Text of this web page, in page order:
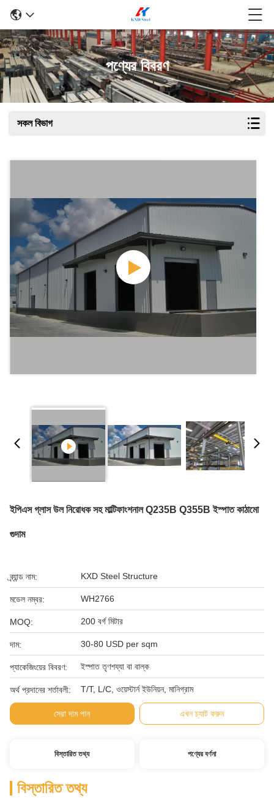
পণ্যের বিবরণ
সকল বিভাগ
ইপিএস গ্লাস উল নিরোধক সহ মাল্টিফাংশনাল Q235B Q355B ইস্পাত কাঠামো
গুদাম
ব্র্যান্ড নাম: KXD Steel Structure
মডেল নম্বর: WH2766
MOQ: 200 বর্গ মিটার
দাম: 30-80 USD per sqm
প্যাকেজিংয়ের বিবরণ: ইস্পাত তৃণশয্যা বা বাল্ক
অর্থ প্রদানের শর্তাবলী: T/T, L/C, ওয়েস্টার্ন ইউনিয়ন, মানিগ্রাম
সেরা দাম পান এখন চ্যাট করুন
বিস্তারিত তথ্য পণ্যের বর্ণনা
বিস্তারিত তথ্য